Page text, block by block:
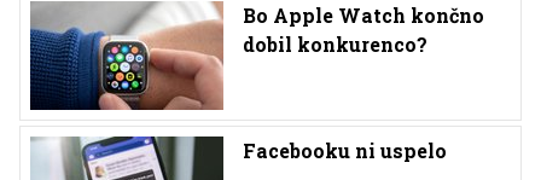
Bo Apple Watch končno
dobil konkurenco?
Facebooku ni uspelo